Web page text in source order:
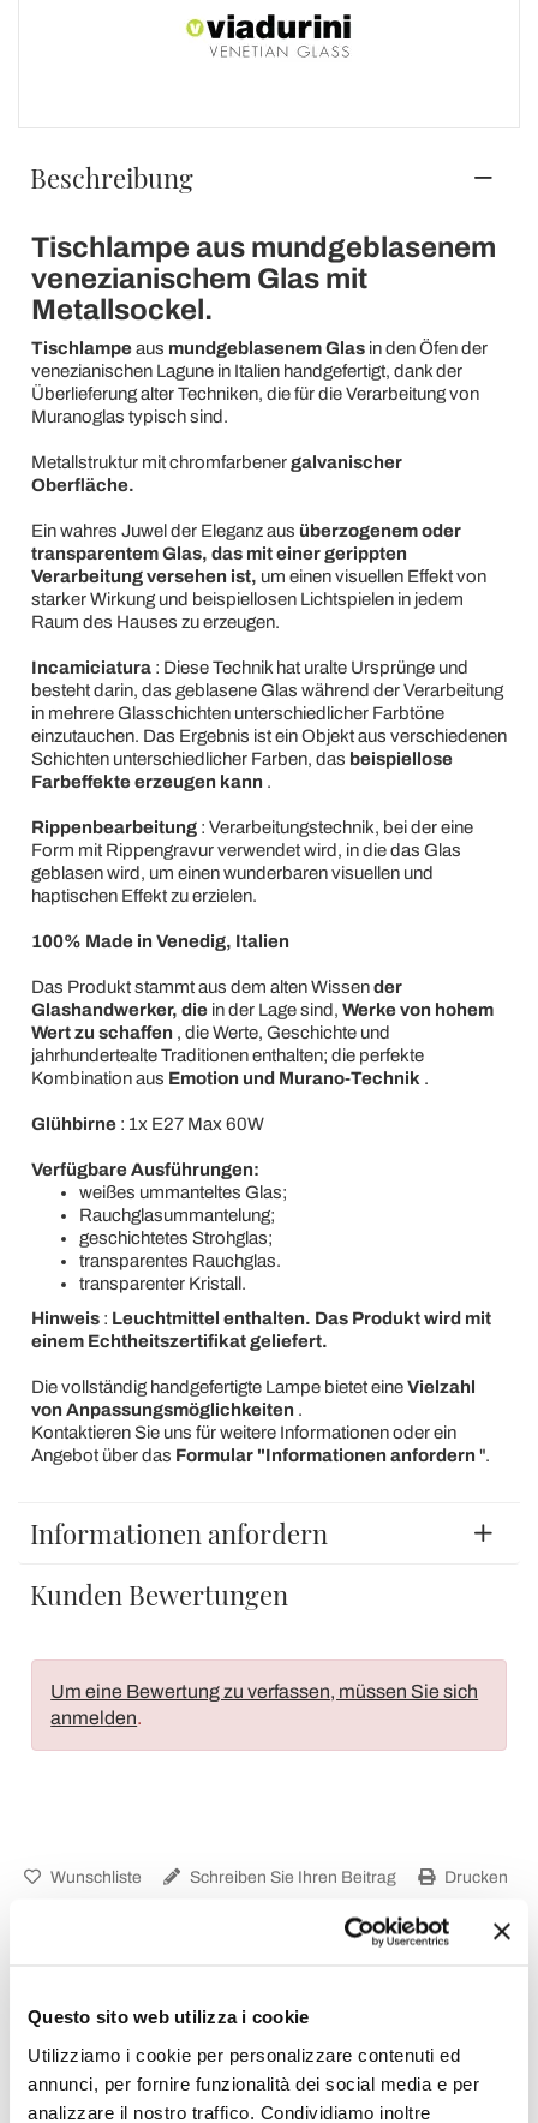
Questo sito web utilizza i cookie
Utilizziamo i cookie per personalizzare contenuti ed
annunci, per fornire funzionalità dei social media e per
analizzare il nostro traffico. Condividiamo inoltre
Beschreibung
Tischlampe aus mundgeblasenem
venezianischem Glas mit
Metallsockel.
Tischlampeaus mundgeblasenem Glasin den Öfen der
venezianischen Lagune in Italien handgefertigt, dank der
Überlieferung alter Techniken, die für die Verarbeitung von
Muranoglas typisch sind.
Metallstruktur mit chromfarbenergalvanischer
Oberfläche.
Ein wahres Juwel der Eleganz aus überzogenem oder
transparentem Glas, das mit einer gerippten
Verarbeitung versehen ist, um einen visuellen Effekt von
starker Wirkung und beispiellosen Lichtspielen in jedem
Raum des Hauses zu erzeugen.
Incamiciatura: Diese Technik hat uralte Ursprünge und
besteht darin, das geblasene Glas während der Verarbeitung
in mehrere Glasschichten unterschiedlicher Farbtöne
einzutauchen. Das Ergebnis ist ein Objekt aus verschiedenen
Schichten unterschiedlicher Farben, das beispiellose
Farbeffekte erzeugen kann .
Rippenbearbeitung: Verarbeitungstechnik, bei der eine
Form mit Rippengravur verwendet wird, in die das Glas
geblasen wird, um einen wunderbaren visuellen und
haptischen Effekt zu erzielen.
100% Made in Venedig, Italien
Das Produkt stammt aus dem alten Wissender
Glashandwerker, diein der Lage sind, Werke von hohem
Wert zu schaffen , die Werte, Geschichte und
jahrhundertealte Traditionen enthalten; die perfekte
Kombination aus Emotion und Murano-Technik .
Glühbirne: 1x E27 Max 60W
Verfügbare Ausführungen:
weißes ummanteltes Glas;
Rauchglasummantelung;
geschichtetes Strohglas;
transparentes Rauchglas.
transparenter Kristall.
Hinweis: Leuchtmittel enthalten. Das Produkt wird mit
einem Echtheitszertifikat geliefert.
Die vollständig handgefertigte Lampe bietet eineVielzahl
von Anpassungsmöglichkeiten .
Kontaktieren Sie uns für weitere Informationen oder ein
Angebot über das Formular "Informationen anfordern ".
Informationen anfordern
Kunden Bewertungen
Um eine Bewertung zu verfassen, müssen Sie sich
anmelden.
Wunschliste Schreiben Sie Ihren Beitrag Drucken
Moderne Tischlampen